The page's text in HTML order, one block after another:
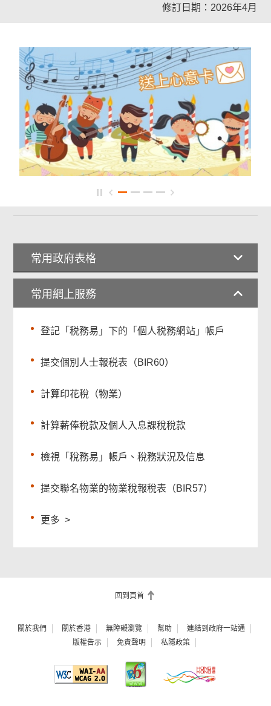
修訂日期：2026年4月
常用政府表格
常用網上服務
登記「税務易」下的「個人税務網站」帳戶
提交個別人士報税表（BIR60）
計算印花稅（物業）
計算薪俸稅款及個人入息課稅稅款
檢視「稅務易」帳戶、稅務狀況及信息
提交聯名物業的物業稅報稅表（BIR57）
更多 >
回到頁首
關於我們 關於香港 無障礙瀏覽 幫助
連結到政府一站通
版權告示
免責聲明 私隱政策